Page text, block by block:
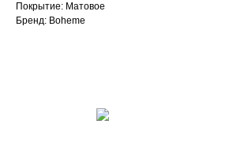
Покрытие: Матовое
Бренд: Boheme